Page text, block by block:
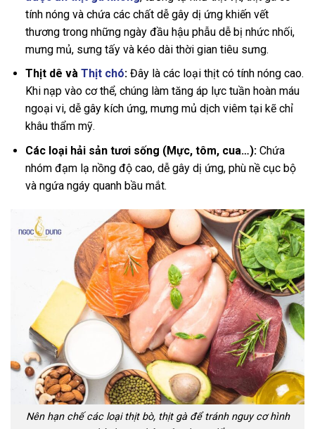
tính nóng và chứa các chất dễ gây dị ứng khiến vết
thương trong những ngày đầu hậu phẫu dễ bị nhức nhối,
mưng mủ, sưng tấy và kéo dài thời gian tiêu sưng.
Thịt dê và Thịt chó: Đây là các loại thịt có tính nóng cao.
Khi nạp vào cơ thể, chúng làm tăng áp lực tuần hoàn máu
ngoại vi, dễ gây kích ứng, mưng mủ dịch viêm tại kẽ chỉ
khâu thẩm mỹ.
Các loại hải sản tươi sống (Mực, tôm, cua…):Chứa
nhóm đạm lạ nồng độ cao, dễ gây dị ứng, phù nề cục bộ
và ngứa ngáy quanh bầu mắt.
Nên hạn chế các loại thịt bò, thịt gà để tránh nguy cơ hình